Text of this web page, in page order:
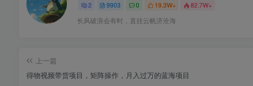
2 9903 0 19.3W+ 82.7W+
长风破浪会有时，直挂云帆济沧海
上一篇
得物视频带货项目，矩阵操作，月入过万的蓝海项目